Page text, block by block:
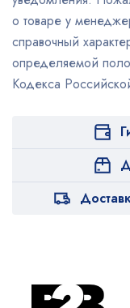
о товаре у
справочный
определяемой
Кодекса